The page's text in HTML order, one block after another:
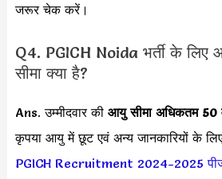
जरूर चेक करें।
Q4. PGICH Noida भर्ती के
सीमा क्या है?
Ans. उम्मीदवार की आयु सीमा अधिकतम 50
कृपया आयु में छूट एवं अन्य जानकारियों के
PGICH Recruitment 2024-2025